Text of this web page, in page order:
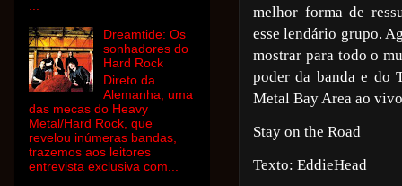
melhor forma de
esse lendário grupo.
mostrar para todo o
poder da banda e do
Metal Bay Area ao
Stay on the Road
Texto: EddieHead
Dreamtide: Os
sonhadores do
Hard Rock
Direto da
Alemanha, uma
das mecas do Heavy
Metal/Hard Rock, que
revelou inúmeras bandas,
trazemos aos leitores
entrevista exclusiva com...